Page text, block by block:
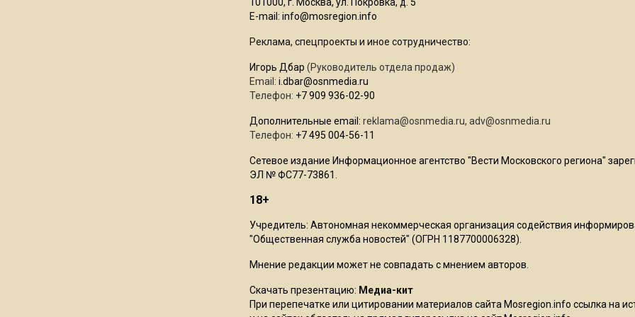
E-mail: info@mosregion.info
Реклама, спецпроекты и иное сотрудничество:
Игорь Дбар (Руководитель отдела продаж)
Email: i.dbar@osnmedia.ru
Телефон: +7 909 936-02-90
Дополнительные email: reklama@osnmedia.ru, adv@osnmedia.ru
Телефон: +7 495 004-56-11
Сетевое издание Информационное агентство "Вести Московского региона"
ЭЛ № ФС77-73861.
18+
Учредитель: Автономная некоммерческая организация содействия
"Общественная служба новостей" (ОГРН 1187700006328).
Мнение редакции может не совпадать с мнением авторов.
Скачать презентацию: Медиа-кит
При перепечатке или цитировании материалов сайта Mosregion.info ссылка на